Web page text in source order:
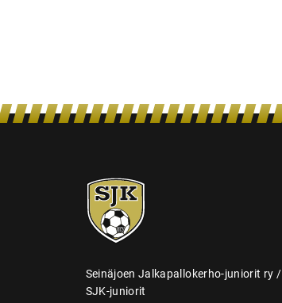
SJK-
juniorit
Seinäjoen Jalkapallokerho-juniorit ry /
SJK-juniorit